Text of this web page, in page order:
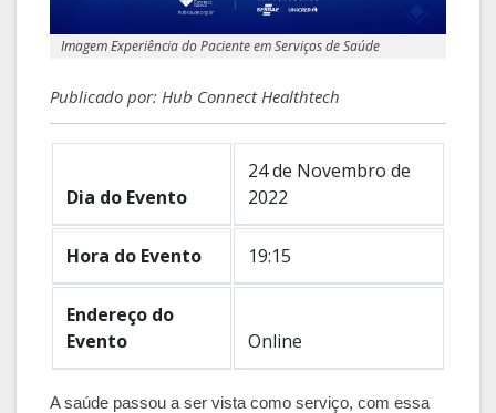
Imagem Experiência do Paciente em Serviços de Saúde
Publicado por: Hub Connect Healthtech
Dia do Evento
24 de Novembro de
2022
Hora do Evento 19:15
Endereço do
Evento
Online
A saúde passou a ser vista como serviço, com essa